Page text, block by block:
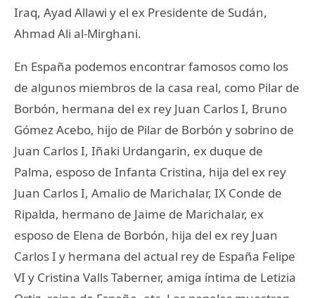
Iraq, Ayad Allawi y el ex Presidente de Sudán,
Ahmad Ali al-Mirghani.
En España podemos encontrar famosos como los
de algunos miembros de la casa real, como Pilar de
Borbón, hermana del ex rey Juan Carlos I, Bruno
Gómez Acebo, hijo de Pilar de Borbón y sobrino de
Juan Carlos I, Iñaki Urdangarin, ex duque de
Palma, esposo de Infanta Cristina, hija del ex rey
Juan Carlos I, Amalio de Marichalar, IX Conde de
Ripalda, hermano de Jaime de Marichalar, ex
esposo de Elena de Borbón, hija del ex rey Juan
Carlos I y hermana del actual rey de España Felipe
VI y Cristina Valls Taberner, amiga íntima de Letizia